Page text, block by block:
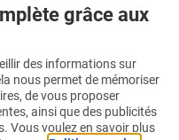
grâce aux
des informations sur
nous permet de mémoriser
de vous proposer
ainsi que des publicités
Vous voulez en savoir plus
app